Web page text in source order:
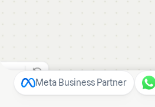
Meta Business Partner